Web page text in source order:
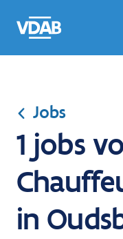
naar
een
een
job
naar
Jobs
1 jobs
in